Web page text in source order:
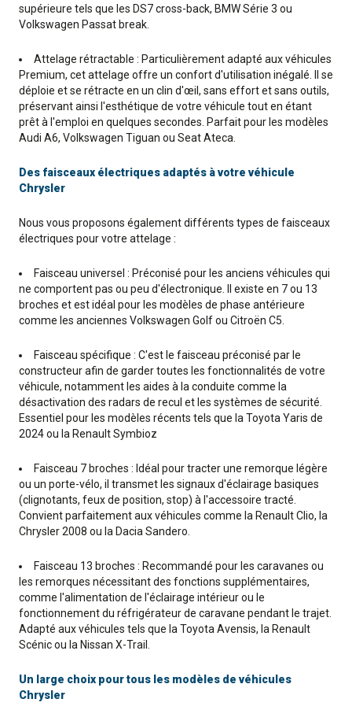
supérieure tels que les DS7 cross-back, BMW Série 3 ou
Volkswagen Passat break.
Attelage rétractable : Particulièrement adapté aux véhicules
Premium, cet attelage offre un confort d'utilisation inégalé. Il se
déploie et se rétracte en un clin d'œil, sans effort et sans outils,
préservant ainsi l'esthétique de votre véhicule tout en étant
prêt à l'emploi en quelques secondes. Parfait pour les modèles
Audi A6, Volkswagen Tiguan ou Seat Ateca.
Des faisceaux électriques adaptés à votre véhicule
Chrysler
Nous vous proposons également différents types de faisceaux
électriques pour votre attelage :
Faisceau universel : Préconisé pour les anciens véhicules qui
ne comportent pas ou peu d'électronique. Il existe en 7 ou 13
broches et est idéal pour les modèles de phase antérieure
comme les anciennes Volkswagen Golf ou Citroën C5.
Faisceau spécifique : C'est le faisceau préconisé par le
constructeur afin de garder toutes les fonctionnalités de votre
véhicule, notamment les aides à la conduite comme la
désactivation des radars de recul et les systèmes de sécurité.
Essentiel pour les modèles récents tels que la Toyota Yaris de
2024 ou la Renault Symbioz
Faisceau 7 broches : Idéal pour tracter une remorque légère
ou un porte-vélo, il transmet les signaux d'éclairage basiques
(clignotants, feux de position, stop) à l'accessoire tracté.
Convient parfaitement aux véhicules comme la Renault Clio, la
Chrysler 2008 ou la Dacia Sandero.
Faisceau 13 broches : Recommandé pour les caravanes ou
les remorques nécessitant des fonctions supplémentaires,
comme l'alimentation de l'éclairage intérieur ou le
fonctionnement du réfrigérateur de caravane pendant le trajet.
Adapté aux véhicules tels que la Toyota Avensis, la Renault
Scénic ou la Nissan X-Trail.
Un large choix pour tous les modèles de véhicules
Chrysler